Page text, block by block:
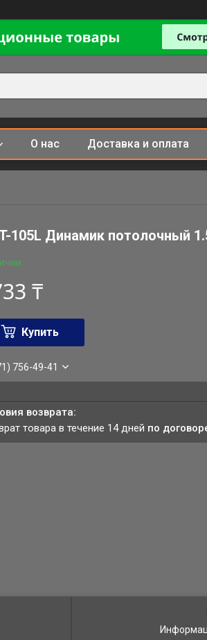
О нас Доставка и оплата
105L Динамик потолочный
₸
Купить
756-49-41
товара в течение 14 дней по